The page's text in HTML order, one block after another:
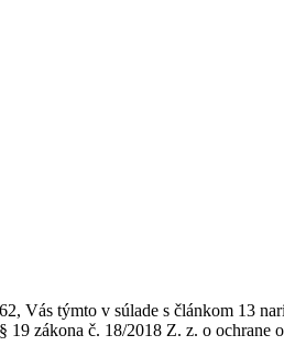
Vás týmto v súlade s článkom 13
zákona č. 18/2018 Z. z. o